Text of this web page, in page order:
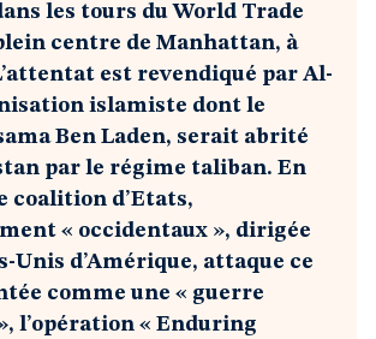
les tours du World Trade
centre de Manhattan, à
est revendiqué par Al-
islamiste dont le
Ben Laden, serait abrité
par le régime taliban. En
coalition d’Etats,
« occidentaux », dirigée
Unis d’Amérique, attaque ce
comme une « guerre
l’opération « Enduring